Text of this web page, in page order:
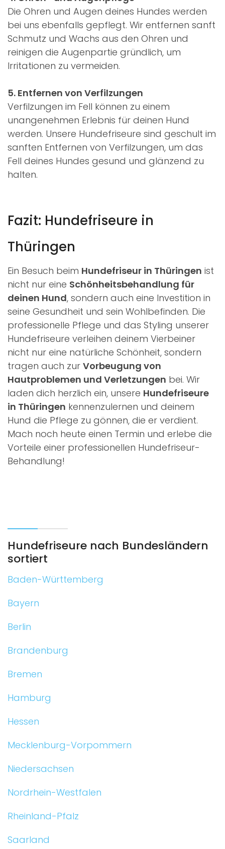
Die Ohren und Augen deines Hundes werden
bei uns ebenfalls gepflegt. Wir entfernen sanft
Schmutz und Wachs aus den Ohren und
reinigen die Augenpartie gründlich, um
Irritationen zu vermeiden.
5. Entfernen von Verfilzungen
Verfilzungen im Fell können zu einem
unangenehmen Erlebnis für deinen Hund
werden. Unsere Hundefriseure sind geschult im
sanften Entfernen von Verfilzungen, um das
Fell deines Hundes gesund und glänzend zu
halten.
Fazit: Hundefriseure in
Thüringen
Ein Besuch beim Hundefriseur in Thüringen ist
nicht nur eine Schönheitsbehandlung für
deinen Hund, sondern auch eine Investition in
seine Gesundheit und sein Wohlbefinden. Die
professionelle Pflege und das Styling unserer
Hundefriseure verleihen deinem Vierbeiner
nicht nur eine natürliche Schönheit, sondern
tragen auch zur Vorbeugung von
Hautproblemen und Verletzungen bei. Wir
laden dich herzlich ein, unsere Hundefriseure
in Thüringen kennenzulernen und deinem
Hund die Pflege zu gönnen, die er verdient.
Mach noch heute einen Termin und erlebe die
Vorteile einer professionellen Hundefriseur-
Behandlung!
Hundefriseure nach Bundesländern
sortiert
Baden-Württemberg
Bayern
Berlin
Brandenburg
Bremen
Hamburg
Hessen
Mecklenburg-Vorpommern
Niedersachsen
Nordrhein-Westfalen
Rheinland-Pfalz
Saarland